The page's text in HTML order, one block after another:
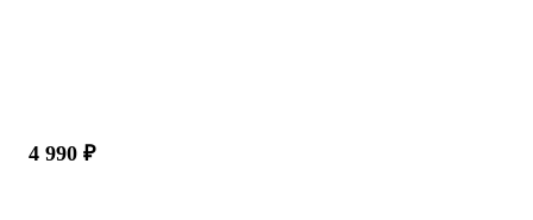
4 990 ₽